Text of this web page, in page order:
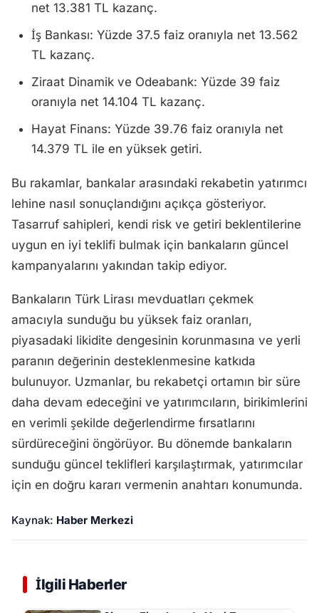
net 13.381 TL kazanç.
İş Bankası: Yüzde 37.5 faiz oranıyla net 13.562
TL kazanç.
Ziraat Dinamik ve Odeabank: Yüzde 39 faiz
oranıyla net 14.104 TL kazanç.
Hayat Finans: Yüzde 39.76 faiz oranıyla net
14.379 TL ile en yüksek getiri.
Bu rakamlar, bankalar arasındaki rekabetin yatırımcı
lehine nasıl sonuçlandığını açıkça gösteriyor.
Tasarruf sahipleri, kendi risk ve getiri beklentilerine
uygun en iyi teklifi bulmak için bankaların güncel
kampanyalarını yakından takip ediyor.
Bankaların Türk Lirası mevduatları çekmek
amacıyla sunduğu bu yüksek faiz oranları,
piyasadaki likidite dengesinin korunmasına ve yerli
paranın değerinin desteklenmesine katkıda
bulunuyor. Uzmanlar, bu rekabetçi ortamın bir süre
daha devam edeceğini ve yatırımcıların, birikimlerini
en verimli şekilde değerlendirme fırsatlarını
sürdüreceğini öngörüyor. Bu dönemde bankaların
sunduğu güncel teklifleri karşılaştırmak, yatırımcılar
için en doğru kararı vermenin anahtarı konumunda.
Kaynak: Haber Merkezi
İlgili Haberler